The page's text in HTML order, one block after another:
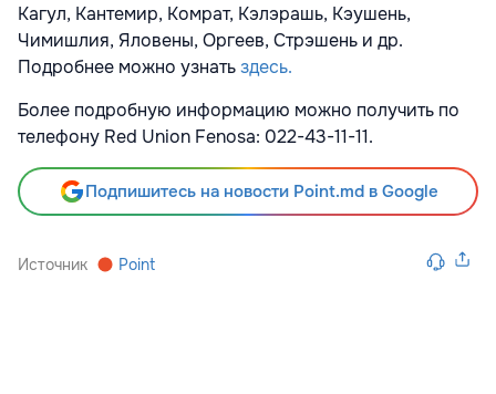
Кагул, Кантемир, Комрат, Кэлэрашь, Кэушень,
Чимишлия, Яловены, Оргеев, Стрэшень и др.
Подробнее можно узнатьздесь.
Более подробную информацию можно получить по
телефону Red Union Fenosa: 022-43-11-11.
Подпишитесь на новости Point.md в Google
Источник Point